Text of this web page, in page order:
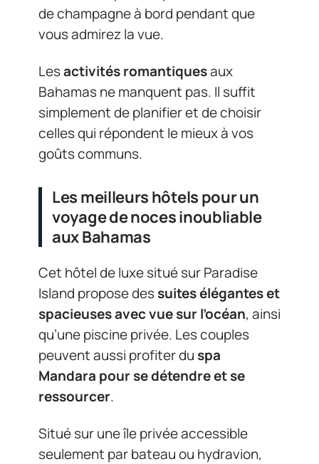
de champagne à bord pendant que
vous admirez la vue.
Lesactivités romantiquesaux
Bahamas ne manquent pas. Il suffit
simplement de planifier et de choisir
celles qui répondent le mieux à vos
goûts communs.
Les meilleurs hôtels pour un
voyage de noces inoubliable
aux Bahamas
Cet hôtel de luxe situé sur Paradise
Island propose dessuites élégantes et
spacieuses avec vue sur l’océan, ainsi
qu’une piscine privée. Les couples
peuvent aussi profiter du spa
Mandara pour se détendre et se
ressourcer.
Situé sur une île privée accessible
seulement par bateau ou hydravion,